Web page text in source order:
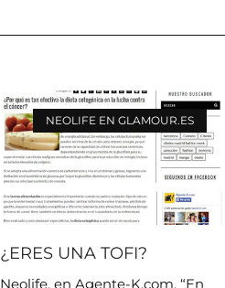
NEOLIFE EN GLAMOUR.ES
¿ERES UNA TOFI?
Neolife, en Agente-K.com. “En